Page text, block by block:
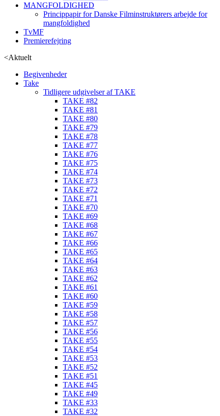
MANGFOLDIGHED
Princippapir for Danske Filminstruktørers arbejde for
mangfoldighed
TvMF
Premierefejring
<Aktuelt
Begivenheder
Take
Tidligere udgivelser af TAKE
TAKE #82
TAKE #81
TAKE #80
TAKE #79
TAKE #78
TAKE #77
TAKE #76
TAKE #75
TAKE #74
TAKE #73
TAKE #72
TAKE #71
TAKE #70
TAKE #69
TAKE #68
TAKE #67
TAKE #66
TAKE #65
TAKE #64
TAKE #63
TAKE #62
TAKE #61
TAKE #60
TAKE #59
TAKE #58
TAKE #57
TAKE #56
TAKE #55
TAKE #54
TAKE #53
TAKE #52
TAKE #51
TAKE #45
TAKE #49
TAKE #33
TAKE #32